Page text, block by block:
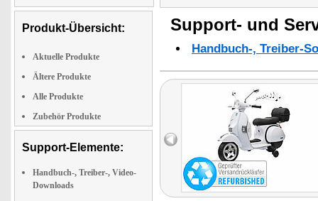
Produkt-Übersicht:
Aktuelle Produkte
Ältere Produkte
Alle Produkte
Zubehör Produkte
Support-Elemente:
Handbuch-, Treiber-, Video-
Downloads
Support- und
Handbuch-, Treiber-